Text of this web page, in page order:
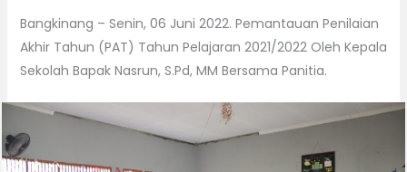
Bangkinang – Senin, 06 Juni 2022. Pemantauan Penilaian
Akhir Tahun (PAT) Tahun Pelajaran 2021/2022 Oleh Kepala
Sekolah Bapak Nasrun, S.Pd, MM Bersama Panitia.